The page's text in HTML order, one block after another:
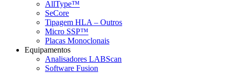
AllType™
SeCore
Tipagem HLA – Outros
Micro SSP™
Placas Monoclonais
Equipamentos
Analisadores LABScan
Software Fusion